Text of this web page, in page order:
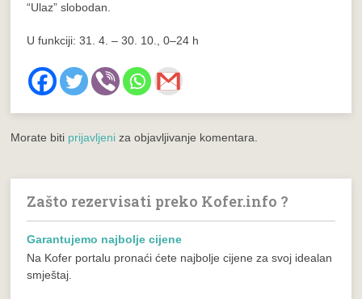
“Ulaz” slobodan.
U funkciji: 31. 4. – 30. 10., 0–24 h
Morate biti prijavljeni za objavljivanje komentara.
Zašto rezervisati preko Kofer.info ?
Garantujemo najbolje cijene
Na Kofer portalu pronaći ćete najbolje cijene za svoj idealan
smještaj.